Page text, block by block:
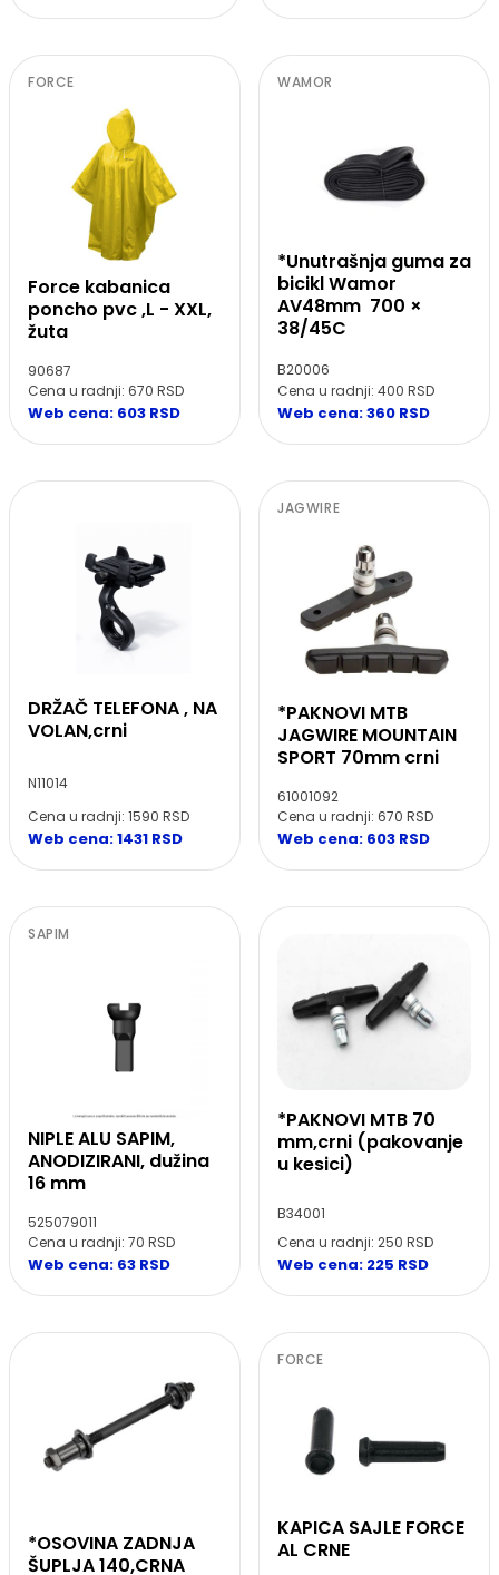
FORCE
Force kabanica
poncho pvc ,L - XXL,
žuta
90687
Cena u radnji: 670 RSD
Web cena: 603 RSD
WAMOR
*Unutrašnja guma za
bicikl Wamor
AV48mm 700 ×
38/45C
B20006
Cena u radnji: 400 RSD
Web cena: 360 RSD
DRŽAČ TELEFONA , NA
VOLAN,crni
N11014
Cena u radnji: 1590 RSD
Web cena: 1431 RSD
JAGWIRE
*PAKNOVI MTB
JAGWIRE MOUNTAIN
SPORT 70mm crni
61001092
Cena u radnji: 670 RSD
Web cena: 603 RSD
SAPIM
NIPLE ALU SAPIM,
ANODIZIRANI, dužina
16 mm
525079011
Cena u radnji: 70 RSD
Web cena: 63 RSD
*PAKNOVI MTB 70
mm,crni (pakovanje
u kesici)
B34001
Cena u radnji: 250 RSD
Web cena: 225 RSD
*OSOVINA ZADNJA
ŠUPLJA 140,CRNA
FORCE
KAPICA SAJLE FORCE
AL CRNE